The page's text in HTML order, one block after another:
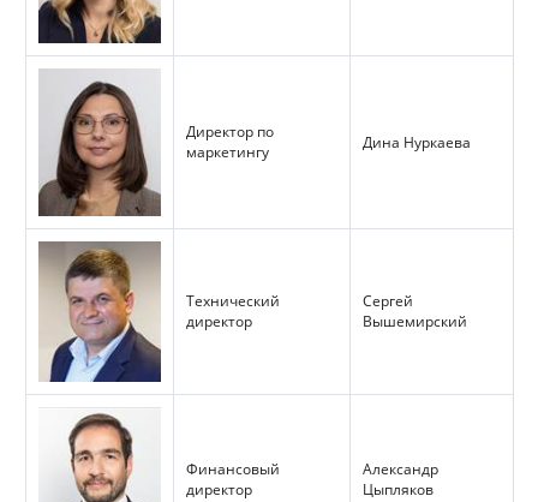
Директор по
маркетингу
Дина Нуркаева
Технический
директор
Сергей
Вышемирский
Финансовый
директор
Александр
Цыпляков